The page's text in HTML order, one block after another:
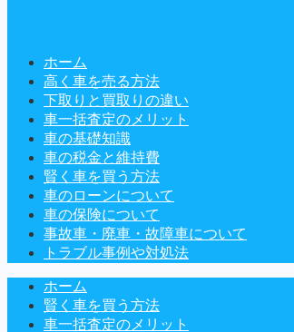
ホーム
高く車を売る方法
下取りと買取りの違い
車一括査定のメリット
車の基礎知識
車の税金と維持費
賢く車を買う方法
車のローンについて
車の保険について
事故車・廃車・故障車について
トラブル事例や対処法
ホーム
賢く車を買う方法
車一括査定のメリット